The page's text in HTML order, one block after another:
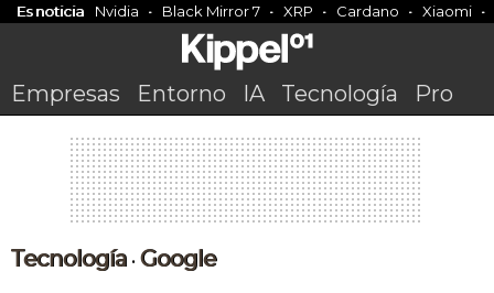
Es noticia Nvidia Black Mirror 7 XRP Cardano Xiaomi
Empresas Entorno IA Tecnología Pro
Tecnología• Google